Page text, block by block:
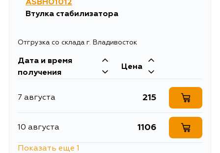
ASBHO1012
Втулка стабилизатора
Отгрузка со склада г. Владивосток
Дата и время
получения
Цена
7 августа 215
10 августа 1106
Показать еще 1